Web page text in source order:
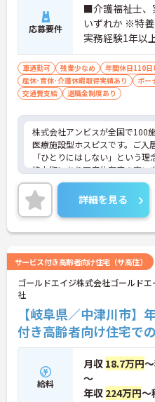
応募要件
■介護福祉士、
いずれか ※特
実務経験1年以
以上ある方、
歓迎
車通勤可 残業少なめ 年間休日110日
産休･育休･介護休暇取得実績あり
ボー
交通費支給
退職金制度あり
株式会社アンビスが全国で100
医療施設型ホスピスです。ご入
「ひとりにはしない」という理
終末期にあり医療依存度の高い
医療を支える社会的意義の高い
す。現場には看護師が24時間常
時の対応や医療行為は看護師が
者研修や実務者研修の方も食事
の生活を支えるケアに専念でき
連携の体制がしっかりと整って
では、夜勤明けの翌日が原則と
か、月平均の残業時間も5時間
を超えているため急な勤務変更
らかじめ決められた訪問予定表
働けます。入職後は現場スタッ
とりに合わせた個別のOJT研修
ーニングも導入されており、
専門性を着実に深めていける
す。
詳細を見る
サービス付き高齢者向け住宅（サ高住）
ゴールドエイジ株式会社ゴールドエ
社
【岐阜県／中津川市
付き高齢者向け住宅で
給料
月収 18.7万円
～
年収 224万円～